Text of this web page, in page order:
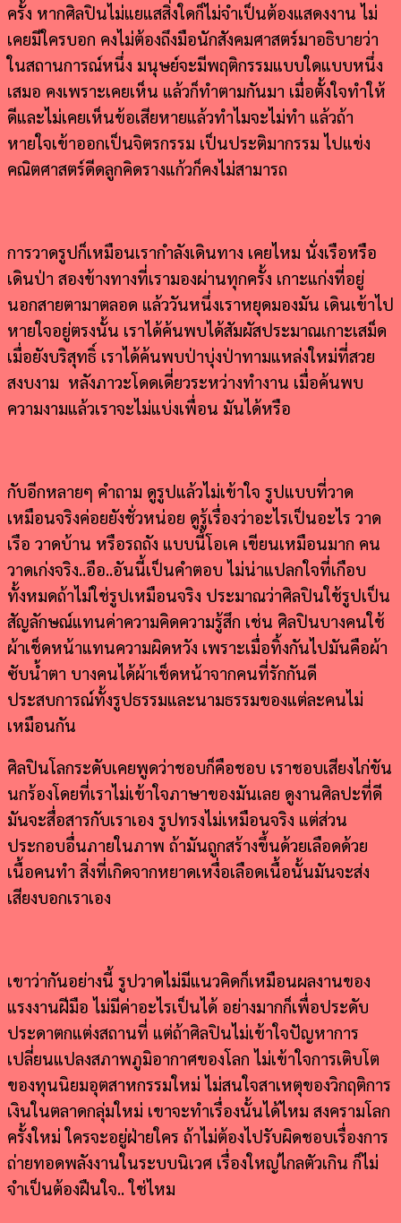
ครั้ง หากศิลปินไม่แยแสสิ่งใดก็ไม่จำเป็นต้องแสดงงาน ไม่
เคยมีใครบอก คงไม่ต้องถึงมือนักสังคมศาสตร์มาอธิบายว่า
ในสถานการณ์หนึ่ง มนุษย์จะมีพฤติกรรมแบบใดแบบหนึ่ง
เสมอ คงเพราะเคยเห็น แล้วก็ทำตามกันมา เมื่อตั้งใจทำให้
ดีและไม่เคยเห็นข้อเสียหายแล้วทำไมจะไม่ทำ แล้วถ้า
หายใจเข้าออกเป็นจิตรกรรม เป็นประติมากรรม ไปแข่ง
คณิตศาสตร์ดีดลูกคิดรางแก้วก็คงไม่สามารถ
การวาดรูปก็เหมือนเรากำลังเดินทาง เคยไหม นั่งเรือหรือ
เดินป่า สองข้างทางที่เรามองผ่านทุกครั้ง เกาะแก่งที่อยู่
นอกสายตามาตลอด แล้ววันหนึ่งเราหยุดมองมัน เดินเข้าไป
หายใจอยู่ตรงนั้น เราได้ค้นพบได้สัมผัสประมาณเกาะเสม็ด
เมื่อยังบริสุทธิ์ เราได้ค้นพบป่าบุ่งป่าทามแหล่งใหม่ที่สวย
สงบงาม หลังภาวะโดดเดี่ยวระหว่างทำงาน เมื่อค้นพบ
ความงามแล้วเราจะไม่แบ่งเพื่อน มันได้หรือ
กับอีกหลายๆ คำถาม ดูรูปแล้วไม่เข้าใจ รูปแบบที่วาด
เหมือนจริงค่อยยังชั่วหน่อย ดูรู้เรื่องว่าอะไรเป็นอะไร วาด
เรือ วาดบ้าน หรือรถถัง แบบนี้โอเค เขียนเหมือนมาก คน
วาดเก่งจริง..อือ..อันนี้เป็นคำตอบ ไม่น่าแปลกใจที่เกือบ
ทั้งหมดถ้าไม่ใช่รูปเหมือนจริง ประมาณว่าศิลปินใช้รูปเป็น
สัญลักษณ์แทนค่าความคิดความรู้สึก เช่น ศิลปินบางคนใช้
ผ้าเช็ดหน้าแทนความผิดหวัง เพราะเมื่อทิ้งกันไปมันคือผ้า
ซับน้ำตา บางคนได้ผ้าเช็ดหน้าจากคนที่รักกันดี
ประสบการณ์ทั้งรูปธรรมและนามธรรมของแต่ละคนไม่
เหมือนกัน
ศิลปินโลกระดับเคยพูดว่าชอบก็คือชอบ เราชอบเสียงไก่ขัน
นกร้องโดยที่เราไม่เข้าใจภาษาของมันเลย ดูงานศิลปะที่ดี
มันจะสื่อสารกับเราเอง รูปทรงไม่เหมือนจริง แต่ส่วน
ประกอบอื่นภายในภาพ ถ้ามันถูกสร้างขึ้นด้วยเลือดด้วย
เนื้อคนทำ สิ่งที่เกิดจากหยาดเหงื่อเลือดเนื้อนั้นมันจะส่ง
เสียงบอกเราเอง
เขาว่ากันอย่างนี้ รูปวาดไม่มีแนวคิดก็เหมือนผลงานของ
แรงงานฝีมือ ไม่มีค่าอะไรเป็นได้ อย่างมากก็เพื่อประดับ
ประดาตกแต่งสถานที่ แต่ถ้าศิลปินไม่เข้าใจปัญหาการ
เปลี่ยนแปลงสภาพภูมิอากาศของโลก ไม่เข้าใจการเติบโต
ของทุนนิยมอุตสาหกรรมใหม่ ไม่สนใจสาเหตุของวิกฤติการ
เงินในตลาดกลุ่มใหม่ เขาจะทำเรื่องนั้นได้ไหม สงครามโลก
ครั้งใหม่ ใครจะอยู่ฝ่ายใคร ถ้าไม่ต้องไปรับผิดชอบเรื่องการ
ถ่ายทอดพลังงานในระบบนิเวศ เรื่องใหญ่ไกลตัวเกิน ก็ไม่
จำเป็นต้องฝืนใจ.. ใช่ไหม